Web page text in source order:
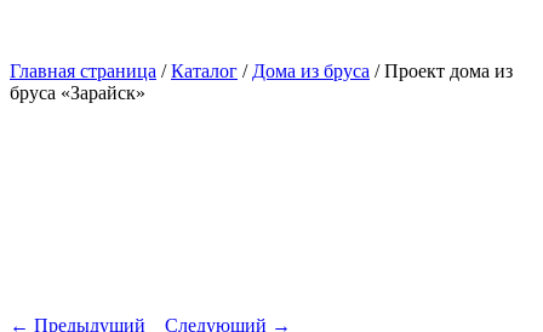
Главная страница /Каталог / Дома из бруса /Проект дома из
бруса «Зарайск»
← Предыдущий Следующий →